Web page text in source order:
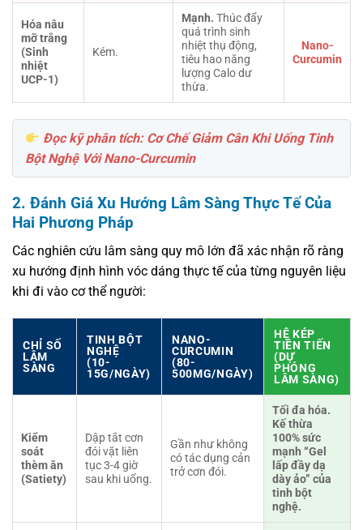
Hóa nâu
mỡ trắng
(Sinh
nhiệt
UCP-1)
Kém.
Mạnh. Thúc đẩy
quá trình sinh
nhiệt thụ động,
tiêu hao năng
lượng Calo dư
thừa.
Nano-
Curcumin
Đọc kỹ phân tích: Cơ Chế Giảm Cân Khi Uống Tinh
Bột Nghệ Với Nano-Curcumin
2. Đánh Giá Xu Hướng Lâm Sàng Thực Tế Của
Hai Phương Pháp
Các nghiên cứu lâm sàng quy mô lớn đã xác nhận rõ ràng
xu hướng định hình vóc dáng thực tế của từng nguyên liệu
khi đi vào cơ thể người:
CHỈ SỐ
LÂM
SÀNG
TINH BỘT
NGHỆ
(10-
15G/NGÀY)
NANO-
CURCUMIN
(80-
500MG/NGÀY)
HỆ KÉP
TIÊN TIẾN
(DỰ
PHÓNG
LÂM SÀNG)
Kiểm
soát
thèm ăn
(Satiety)
Dập tắt cơn
đói vặt liên
tục 3-4 giờ
sau khi uống.
Gần như không
có tác dụng cản
trở cơn đói.
Tối đa hóa.
Kế thừa
100% sức
mạnh “Gel
lấp đầy dạ
dày ảo” của
tinh bột
nghệ.